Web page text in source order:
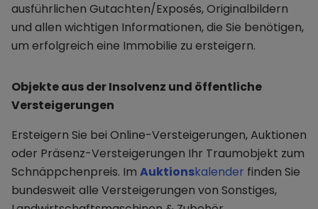
ausführlichen Gutachten/Exposés, Originalbildern
und allen wichtigen Informationen, die Sie benötigen,
um erfolgreich eine Immobilie zu ersteigern.
Objekte aus der Insolvenz und öffentliche
Versteigerungen
Ersteigern Sie bei Online-Versteigerungen, Auktionen
oder Präsenz-Versteigerungen Ihr Traumobjekt zum
Schnäppchenpreis. Im Auktionskalender finden Sie
bundesweit alle Versteigerungen von Sonstiges,